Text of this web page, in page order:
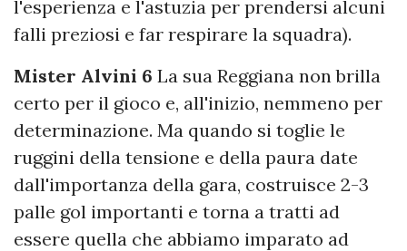
l'esperienza e l'astuzia per prendersi alcuni
falli preziosi e far respirare la squadra).
Mister Alvini 6 La sua Reggiana non brilla
certo per il gioco e, all'inizio, nemmeno per
determinazione. Ma quando si toglie le
ruggini della tensione e della paura date
dall'importanza della gara, costruisce 2-3
palle gol importanti e torna a tratti ad
essere quella che abbiamo imparato ad